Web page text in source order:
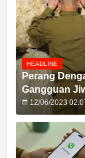
HEADLINE
Perang
Gangguan
12/06/2023